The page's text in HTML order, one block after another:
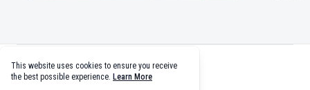
facebook
twittergithubtiktok
This website uses cookies to ensure you receive
the best possible experience. Learn More